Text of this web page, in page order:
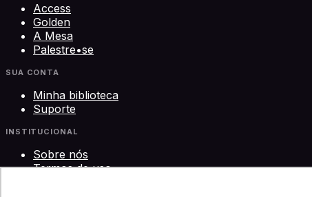
Access
Golden
A Mesa
Palestre•se
SUA CONTA
Minha biblioteca
Suporte
INSTITUCIONAL
Sobre nós
Termos de uso